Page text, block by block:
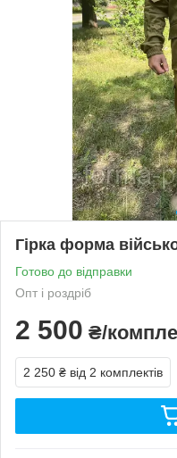
Гірка форма
Готово до відправки
Опт і роздріб
2 500 ₴/
2 250 ₴ від 2 комплектів